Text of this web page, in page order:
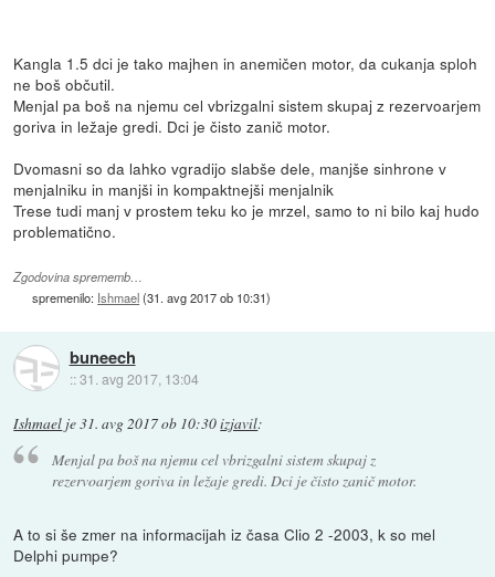
Kangla 1.5 dci je tako majhen in anemičen motor, da cukanja sploh
ne boš občutil.
Menjal pa boš na njemu cel vbrizgalni sistem skupaj z rezervoarjem
goriva in ležaje gredi. Dci je čisto zanič motor.
Dvomasni so da lahko vgradijo slabše dele, manjše sinhrone v
menjalniku in manjši in kompaktnejši menjalnik
Trese tudi manj v prostem teku ko je mrzel, samo to ni bilo kaj hudo
problematično.
Zgodovina sprememb…
spremenilo: Ishmael(31. avg 2017 ob 10:31)
buneech
::31. avg 2017, 13:04
Ishmael je31. avg 2017 ob 10:30izjavil:
Menjal pa boš na njemu cel vbrizgalni sistem skupaj z
rezervoarjem goriva in ležaje gredi. Dci je čisto zanič motor.
A to si še zmer na informacijah iz časa Clio 2 -2003, k so mel
Delphi pumpe?